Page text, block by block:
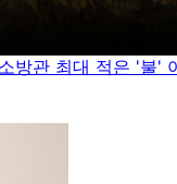
방관 최대 적은 '불'